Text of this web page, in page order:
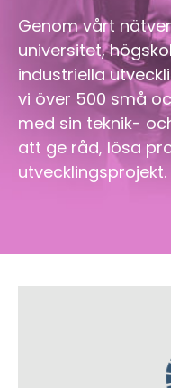
Genom vårt
universitet,
industriella
vi över 500 små
med sin teknik-
att ge råd, lösa
utvecklingsprojekt.